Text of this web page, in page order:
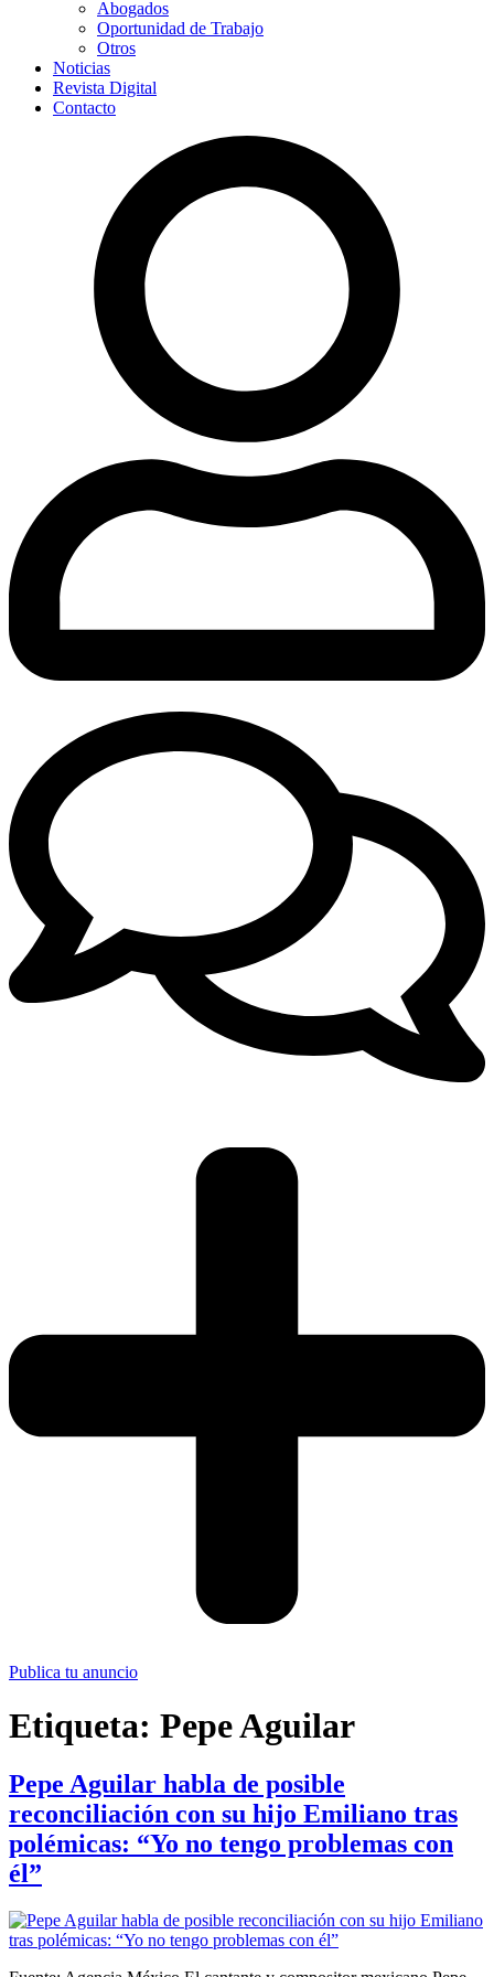
Abogados
Oportunidad de Trabajo
Otros
Noticias
Revista Digital
Contacto
Publica tu anuncio
Etiqueta: Pepe Aguilar
Pepe Aguilar habla de posible
reconciliación con su hijo Emiliano tras
polémicas: “Yo no tengo problemas con
él”